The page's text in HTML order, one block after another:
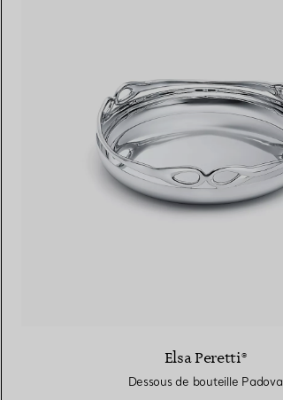
Elsa Peretti®
Dessous de bouteille Padova